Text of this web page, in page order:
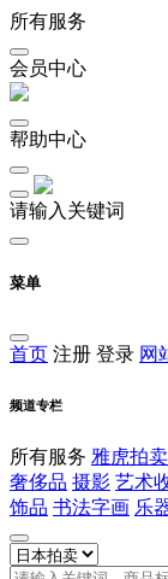
所有服务
会员中心
帮助中心
请输入关键词
菜单
首页 注册 登录 网
频道专栏
所有服务 雅虎拍卖
奢侈品 摄影 艺术
饰品 书法字画 乐